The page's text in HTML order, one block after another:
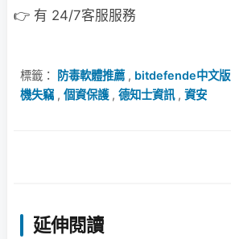
👉 有 24/7客服服務
標籤： 防毒軟體推薦, bitdefende中文版
機失竊 , 個資保護, 德知士資訊, 資安
延伸閱讀